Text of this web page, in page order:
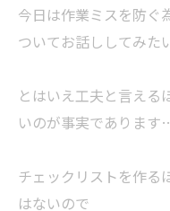
今日は作業ミスを防ぐ
ついてお話ししてみた
とはいえ工夫と言える
いのが事実であります
チェックリストを作る
はないので